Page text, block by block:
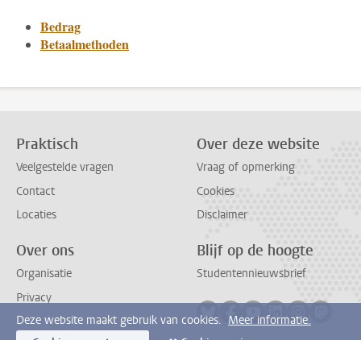
Bedrag
Betaalmethoden
Praktisch
Veelgestelde vragen
Contact
Locaties
Over deze website
Vraag of opmerking
Cookies
Disclaimer
Over ons
Organisatie
Privacy
Blijf op de hoogte
Studentennieuwsbrief
Deze website maakt gebruik van cookies. Meer informatie.